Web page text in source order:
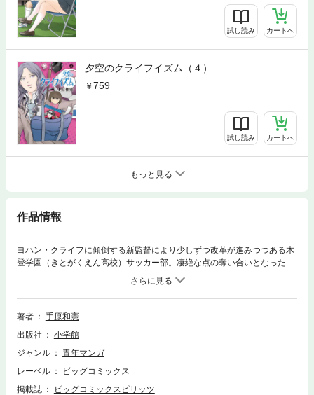
試し読み カートへ
夕空のクライフイズム（４）
759
試し読み カートへ
もっと見る
作品情報
ヨハン・クライフに傾倒する新監督により少しずつ改革が進みつつある木
登学園（きとがくえん高校）サッカー部。凄絶な点の奪い合いとなった紅
白戦はいよいよロスタイムへと突入。「自信を持つこと」が課題の主人
公・今中は自らの殻を破ろうと、必死で敵陣へと切り込む――残されたワ
ンチャンス、はたしてその結末は！？そして物語は、ヒロイン・「雨ちゃ
んの過去」編へ。どうしていつもアメをなめているのか？どうしてサッカ
絶好調の高校サッカー部物語、最新刊も読み応え十分！！
著者
手原和憲
出版社
小学館
ジャンル
青年マンガ
レーベル
ビッグコミックス
掲載誌
ビッグコミックスピリッツ